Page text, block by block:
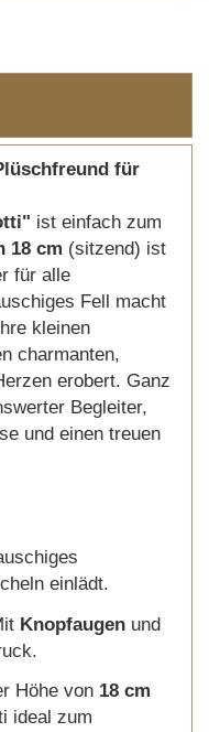
für
ist einfach zum
18 cm (sitzend) ist
für alle
Fell macht
kleinen
charmanten,
erobert. Ganz
Begleiter,
und einen treuen
einlädt.
Knopfaugen und
Höhe von 18 cm
ideal zum